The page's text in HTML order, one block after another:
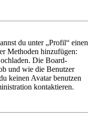
du unter „Profil“ einen
Methoden hinzufügen:
Die Board-
und wie die Benutzer
keinen Avatar benutzen
kontaktieren.